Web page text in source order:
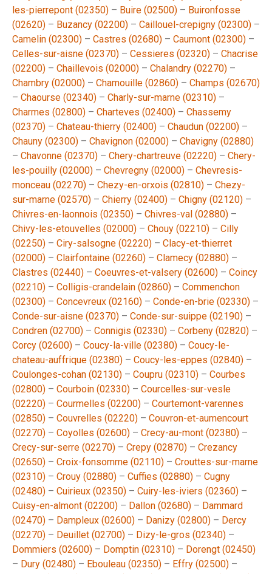
les-pierrepont (02350) – Buire (02500) – Buironfosse
(02620) – Buzancy (02200) – Caillouel-crepigny (02300) –
Camelin (02300) – Castres (02680) – Caumont (02300) –
Celles-sur-aisne (02370) – Cessieres (02320) – Chacrise
(02200) – Chaillevois (02000) – Chalandry (02270) –
Chambry (02000) – Chamouille (02860) – Champs (02670)
– Chaourse (02340) – Charly-sur-marne (02310) –
Charmes (02800) – Charteves (02400) – Chassemy
(02370) – Chateau-thierry (02400) – Chaudun (02200) –
Chauny (02300) – Chavignon (02000) – Chavigny (02880)
– Chavonne (02370) – Chery-chartreuve (02220) – Chery-
les-pouilly (02000) – Chevregny (02000) – Chevresis-
monceau (02270) – Chezy-en-orxois (02810) – Chezy-
sur-marne (02570) – Chierry (02400) – Chigny (02120) –
Chivres-en-laonnois (02350) – Chivres-val (02880) –
Chivy-les-etouvelles (02000) – Chouy (02210) – Cilly
(02250) – Ciry-salsogne (02220) – Clacy-et-thierret
(02000) – Clairfontaine (02260) – Clamecy (02880) –
Clastres (02440) – Coeuvres-et-valsery (02600) – Coincy
(02210) – Colligis-crandelain (02860) – Commenchon
(02300) – Concevreux (02160) – Conde-en-brie (02330) –
Conde-sur-aisne (02370) – Conde-sur-suippe (02190) –
Condren (02700) – Connigis (02330) – Corbeny (02820) –
Corcy (02600) – Coucy-la-ville (02380) – Coucy-le-
chateau-auffrique (02380) – Coucy-les-eppes (02840) –
Coulonges-cohan (02130) – Coupru (02310) – Courbes
(02800) – Courboin (02330) – Courcelles-sur-vesle
(02220) – Courmelles (02200) – Courtemont-varennes
(02850) – Couvrelles (02220) – Couvron-et-aumencourt
(02270) – Coyolles (02600) – Crecy-au-mont (02380) –
Crecy-sur-serre (02270) – Crepy (02870) – Crezancy
(02650) – Croix-fonsomme (02110) – Crouttes-sur-marne
(02310) – Crouy (02880) – Cuffies (02880) – Cugny
(02480) – Cuirieux (02350) – Cuiry-les-iviers (02360) –
Cuisy-en-almont (02200) – Dallon (02680) – Dammard
(02470) – Dampleux (02600) – Danizy (02800) – Dercy
(02270) – Deuillet (02700) – Dizy-le-gros (02340) –
Dommiers (02600) – Domptin (02310) – Dorengt (02450)
– Dury (02480) – Ebouleau (02350) – Effry (02500) –